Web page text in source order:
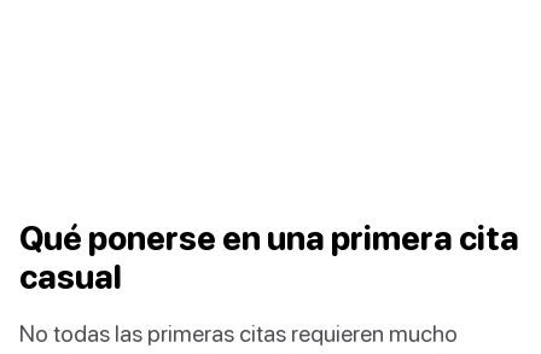
Qué ponerse en una primera cita
casual
No todas las primeras citas requieren mucho